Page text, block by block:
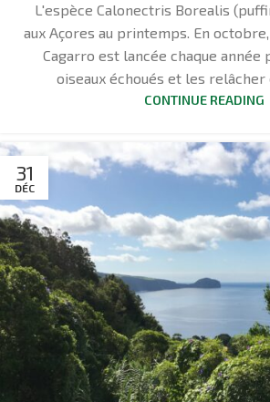
L'espèce Calonectris Borealis
aux Açores au printemps. En octobre,
Cagarro est lancée chaque année
oiseaux échoués et les relâcher
CONTINUE READING
31
DÉC